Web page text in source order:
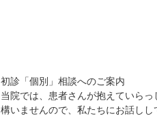
初診「個別」相談へのご案内
当院では、患者さんが抱えていら
構いませんので、私たちにお話しし